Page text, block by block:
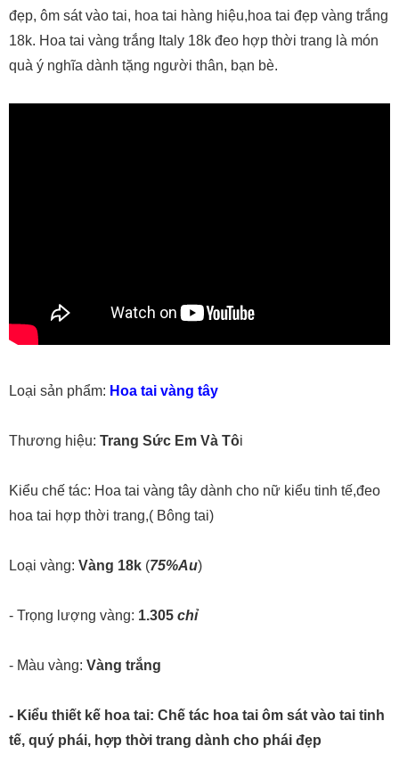
đẹp, ôm sát vào tai, hoa tai hàng hiệu,hoa tai đẹp vàng trắng
18k. Hoa tai vàng trắng Italy 18k đeo hợp thời trang là món
quà ý nghĩa dành tặng người thân, bạn bè.
Loại sản phẩm: Hoa tai vàng tây
Thương hiệu: Trang Sức Em Và Tôi
Kiểu chế tác: Hoa tai vàng tây dành cho nữ kiểu tinh tế,đeo
hoa tai hợp thời trang,( Bông tai)
Loại vàng: Vàng 18k (75%Au)
- Trọng lượng vàng: 1.305 chỉ
- Màu vàng: Vàng trắng
- Kiểu thiết kế hoa tai: Chế tác hoa tai ôm sát vào tai tinh
tế, quý phái, hợp thời trang dành cho phái đẹp